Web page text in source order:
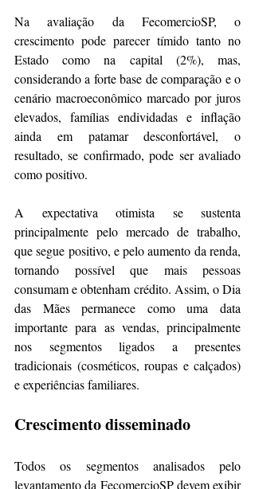
Na avaliação da FecomercioSP, o
crescimento pode parecer tímido tanto no
Estado como na capital (2%), mas,
considerando a forte base de comparação e o
cenário macroeconômico marcado por juros
elevados, famílias endividadas e inflação
ainda em patamar desconfortável, o
resultado, se confirmado, pode ser avaliado
como positivo.
A expectativa otimista se sustenta
principalmente pelo mercado de trabalho,
que segue positivo, e pelo aumento da renda,
tornando possível que mais pessoas
consumam e obtenham crédito. Assim, o Dia
das Mães permanece como uma data
importante para as vendas, principalmente
nos segmentos ligados a presentes
tradicionais (cosméticos, roupas e calçados)
e experiências familiares.
Crescimento disseminado
Todos os segmentos analisados pelo
levantamento da FecomercioSP devem exibir